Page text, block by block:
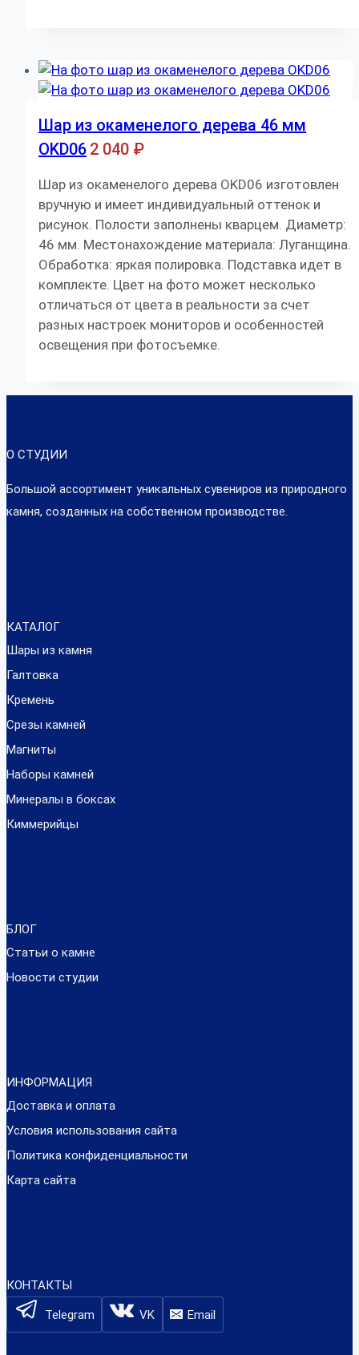
Шар из окаменелого дерева 46 мм
OKD06 2 040 ₽
Шар из окаменелого дерева OKD06 изготовлен
вручную и имеет индивидуальный оттенок и
рисунок. Полости заполнены кварцем. Диаметр:
46 мм. Местонахождение материала: Луганщина.
Обработка: яркая полировка. Подставка идет в
комплекте. Цвет на фото может несколько
отличаться от цвета в реальности за счет
разных настроек мониторов и особенностей
освещения при фотосъемке.
О СТУДИИ
Большой ассортимент уникальных сувениров из природного
камня, созданных на собственном производстве.
КАТАЛОГ
Шары из камня
Галтовка
Кремень
Срезы камней
Магниты
Наборы камней
Минералы в боксах
Киммерийцы
БЛОГ
Статьи о камне
Новости студии
ИНФОРМАЦИЯ
Доставка и оплата
Условия использования сайта
Политика конфиденциальности
Карта сайта
КОНТАКТЫ
Telegram VK Email